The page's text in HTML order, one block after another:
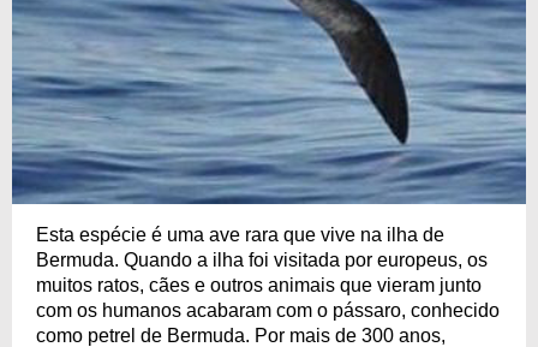
Esta espécie é uma ave rara que vive na ilha de
Bermuda. Quando a ilha foi visitada por europeus, os
muitos ratos, cães e outros animais que vieram junto
com os humanos acabaram com o pássaro, conhecido
como petrel de Bermuda. Por mais de 300 anos,